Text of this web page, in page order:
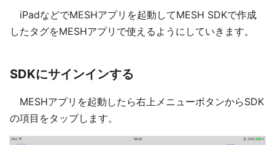
iPadなどでMESHアプリを起動してMESH SDKで作成
したタグをMESHアプリで使えるようにしていきます。
SDKにサインインする
MESHアプリを起動したら右上メニューボタンからSDK
の項目をタップします。